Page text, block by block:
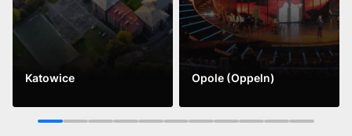
Katowice
Mehr sehen
Opole (Oppeln)
Mehr sehen
1 2 3 4 5 6 7 8 9 10 11